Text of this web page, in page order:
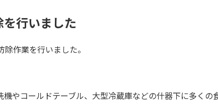
行いました
作業を行いました。
やコールドテーブル、大型冷蔵庫などの什器下に多くの